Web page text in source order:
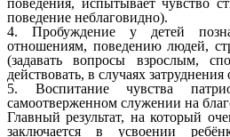
поведение неблаговидно).
4. Пробуждение у детей
отношениям, поведению людей,
(задавать вопросы взрослым,
действовать, в случаях
5. Воспитание чувства
самоотверженном служении на
Главный результат, на который
заключается в усвоении